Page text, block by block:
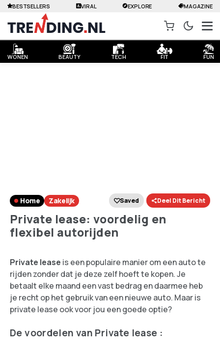
WONEN BEAUTY TECH FIT FUN
BESTSELLERS VIRAL EXPLORE MAGAZINE
Home Zakelijk Saved Deel Dit Bericht
Private lease: voordelig en
flexibel autorijden
Private lease is een populaire manier om een auto te
rijden zonder dat je deze zelf hoeft te kopen. Je
betaalt elke maand een vast bedrag en daarmee heb
je recht op het gebruik van een nieuwe auto. Maar is
private lease ook voor jou een goede optie?
De voordelen van Private lease :